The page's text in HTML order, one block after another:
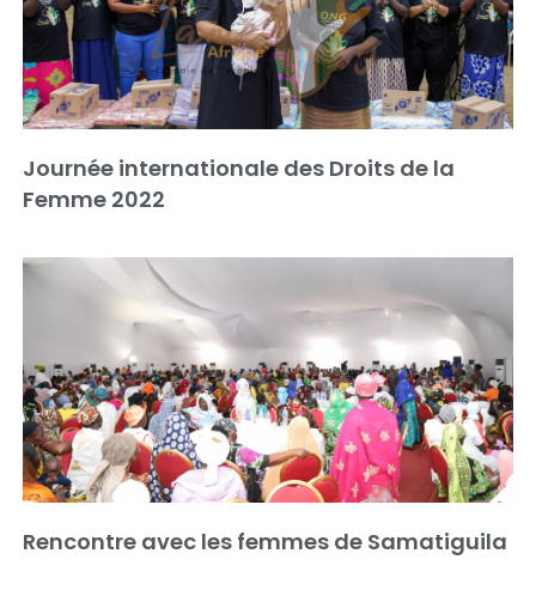
Journée internationale des Droits de la
Femme 2022
Rencontre avec les femmes de Samatiguila